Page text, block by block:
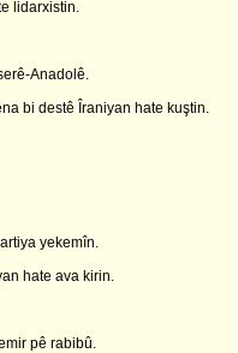
lidarxistin.
Anadolê.
bi destê Îraniyan hate kuştin.
yekemîn.
hate ava kirin.
pê rabibû.